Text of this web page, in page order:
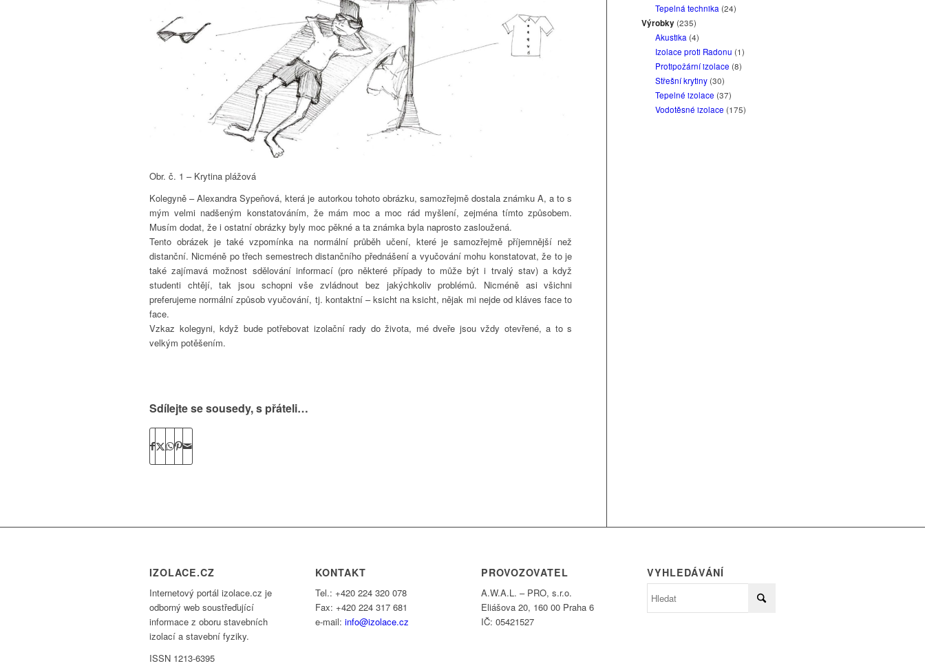
Obr. č. 1 – Krytina plážová
Kolegyně – Alexandra Sypeňová, která je autorkou tohoto obrázku, samozřejmě dostala známku A, a to s
mým velmi nadšeným konstatováním, že mám moc a moc rád myšlení, zejména tímto způsobem.
Musím dodat, že i ostatní obrázky byly moc pěkné a ta známka byla naprosto zasloužená.
Tento obrázek je také vzpomínka na normální průběh učení, které je samozřejmě příjemnější než
distanční. Nicméně po třech semestrech distančního přednášení a vyučování mohu konstatovat, že to je
také zajímavá možnost sdělování informací (pro některé případy to může být i trvalý stav) a když
studenti chtějí, tak jsou schopni vše zvládnout bez jakýchkoliv problémů. Nicméně asi všichni
preferujeme normální způsob vyučování, tj. kontaktní – ksicht na ksicht, nějak mi nejde od kláves face to
face.
Vzkaz kolegyni, když bude potřebovat izolační rady do života, mé dveře jsou vždy otevřené, a to s
velkým potěšením.
Sdílejte se sousedy, s přáteli…
Tepelná technika (24)
Výrobky(235)
Akustika (4)
Izolace proti Radonu (1)
Protipožární izolace (8)
Střešní krytiny(30)
Tepelné izolace (37)
Vodotěsné izolace (175)
IZOLACE.CZ
Internetový portál izolace.cz je
odborný web soustřeďující
informace z oboru stavebních
izolací a stavební fyziky.
ISSN 1213-6395
KONTAKT
Tel.: +420 224 320 078
Fax: +420 224 317 681
e-mail:info@izolace.cz
PROVOZOVATEL
A.W.A.L. – PRO, s.r.o.
Eliášova 20, 160 00 Praha 6
IČ: 05421527
VYHLEDÁVÁNÍ